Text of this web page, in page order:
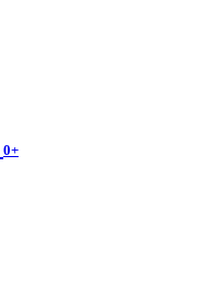
0+